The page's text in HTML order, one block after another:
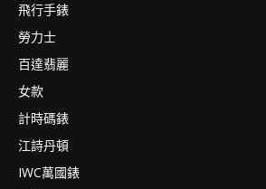
飛行手錶
勞力士
百達翡麗
女款
計時碼錶
江詩丹頓
IWC萬國錶